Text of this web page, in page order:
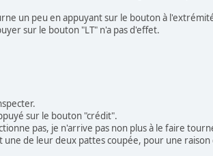
un peu en appuyant sur le bouton à
sur le bouton "LT" n'a pas d'effet.
sur le bouton "crédit".
pas, je n'arrive pas non plus à le faire
de leur deux pattes coupée, pour une